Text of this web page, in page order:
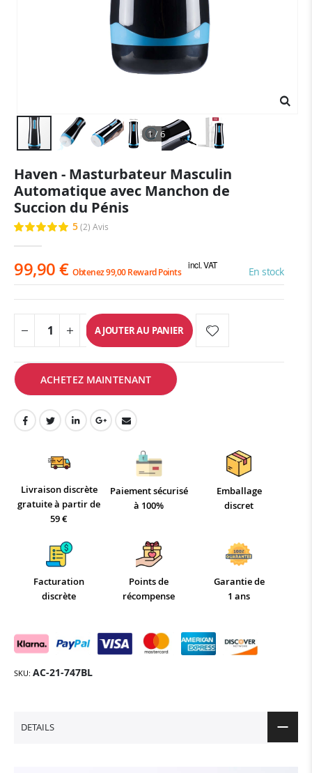
1 / 6
to
the
beginning
of
the
images
Haven - Masturbateur Masculin
Automatique avec Manchon de
Succion du Pénis
Évaluation: 5 (2) Avis
99,90 € Obtenez 99,00 Reward Points
incl. VAT
En stock
AJOUTER AU PANIER
ACHETEZ MAINTENANT
Livraison discrète
gratuite à partir de
59 €
Paiement sécurisé
à 100%
Emballage
discret
Facturation
discrète
Points de
récompense
Garantie de
1 ans
SKU AC-21-747BL
DETAILS